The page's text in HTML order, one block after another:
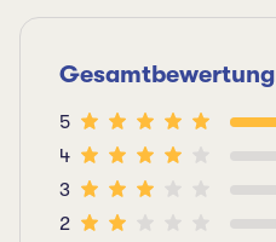
Gesamtbewertung
5
4
3
2